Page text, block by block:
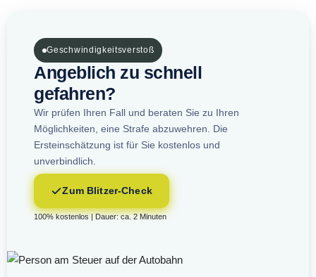
Geschwindigkeitsverstoß
Angeblich zu schnell
gefahren?
Wir prüfen Ihren Fall und beraten Sie zu Ihren
Möglichkeiten, eine Strafe abzuwehren. Die
Ersteinschätzung ist für Sie kostenlos und
unverbindlich.
Zum Blitzer-Check
100% kostenlos | Dauer: ca. 2 Minuten